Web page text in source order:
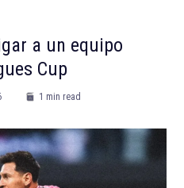
a un equipo
Cup
1 min read